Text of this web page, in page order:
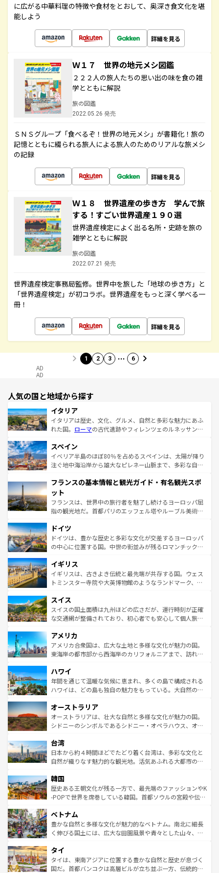
に広がる中華料理の特徴や食材をとおして、奥深き食文化を堪
能しよう
詳細を見る
Ｗ１７ 世界の地元メシ図鑑
２２２人の旅人たちの思い出の味を食の雑
学とともに解説
旅の図鑑
2022.05.26 発売
ＳＮＳグループ「食べるぞ！世界の地元メシ」が書籍化！旅の
記憶とともに綴られる旅人による旅人のためのリアルな旅メシ
の記録
詳細を見る
Ｗ１８ 世界遺産の歩き方 学んで旅
する！すごい世界遺産１９０選
世界遺産検定によく出る名所・史跡を旅の
雑学とともに解説
旅の図鑑
2022.07.21 発売
世界遺産検定事務局監修。世界中を旅した「地球の歩き方」と
「世界遺産検定」が初コラボ。世界遺産をもっと深く学べる一
冊！
詳細を見る
1 2 3 … 6
AD
AD
人気の国と地域から探す
イタリア
イタリアは歴史、文化、グルメ、自然と多彩な魅力にあふ
れた国。 ローマの古代遺跡やフィレンツェのルネッサンス
ろん、トスカーナの美しい田園風景やアマルフィ海岸の絶
景など、自然景観も見逃せない。観光の合間には、本場の
ピザやパスタなど、絶品のイタリア料理を堪能することも
ませてくれるイタリアで、忘れられない旅をしてみよう！
なお、新着のイタリア情報は
しい。
スペイン
イベリア半島のほぼ80％を占めるスペインは、太陽が降り
注ぐ地中海沿岸から雄大なピレネー山脈まで、多彩な自然
文化が根付くこの国では、情熱的なフラメンコ、熱気あふ
れる闘牛、そして美味しいタパスが生活の一部となってい
る。首都マドリードの洗練された雰囲気や、バルセロナの
アートに溢れた街角から、地方では古代ローマ遺跡や中世
せる。地方によって風土や気候が異なるスペインはその個
性で訪れる人を魅了する。 なお、新着のスペイン情報は コ
ンテンツ一覧を参照してほしい。
フランスの基本情報と観光ガイド・有名観光スポ
ット
フランスは、世界中の旅行者を魅了し続けるヨーロッパ屈
指の観光地だ。首都パリのエッフェル塔やルーブル美術館
で、幅広い魅力が詰まっている。華麗な宮殿、歴史的な大
聖堂、美しいビーチ、そして豊かな自然が、訪れる者を心
から魅了する。また、フランスは美食の国としても知ら
いる。シャンパンの発祥地であるランス、プロヴァンスの
香り高いラベンダー畑など、多彩な楽しみ方が可能だ。さ
らに、パリ以外の地域にも魅力が溢れており、どの街角に
れる地方に足を運ぶとそれぞれで全く異なる文化を体験で
きるだろう。 なお、新着のフランス情報はコンテンツ一覧
を参照してほしい。
ドイツ
ドイツは、豊かな歴史と多彩な文化が交差するヨーロッパ
の中心に位置する国。中世の街並みが残るロマンチック街
顔を持つこの国は、どこを歩いても飽きることがない。ベ
ルリンの文化的活気、バイエルン州のアルプスの絶景、そ
してライン川沿いのワイン畑といった風景は必見。ビール
は、お酒好きな人にはぜひ体験してほしい。 なお、新着の
ドイツ情報はコンテンツ一覧を参照してほしい。
イギリス
イギリスは、古きよき伝統と最先端が共存する国。ウェス
トミンスター寺院や大英博物館のようなランドマーク、歴
リアごとに異なる魅力がある。また、優雅なアフタヌーン
ティー、ビール好きにはたまらない英国パブ、サッカー観
戦など、本場だからこそできる体験も豊富。イギリスを旅
ンツ一覧を参照してほしい。
スイス
スイスの国土面積は九州ほどの広さだが、運行時刻が正確
な交通網が整備されており、初心者でも安心して個人旅行
の建物がそのまま残る町や、スイスならではのユニークな
博物館もあり、アルプス観光だけでなく町歩きも満喫する
ことができる。国民の所得が高いため物価も高いが、旅行
ば市内交通費無料で観光を楽しむこともできる。 なお、新
着のスイス情報はコンテンツ一覧 を参照してほしい。
アメリカ
アメリカ合衆国は、広大な土地と多様な文化が魅力の国。
東海岸の都市部から西海岸のカリフォルニアまで、訪れる
のような巨大都市は、観光、ショッピング、エンターテイ
ンメントが詰まった刺激的なスポットだ。一方、アメリカ
西部には大自然が広がり、グランドキャニオンやイエロー
部のニューオーリンズでは、音楽と美食が融合した独特の
文化が魅力。旅行者はアメリカの各地域で異なる魅力を楽
しみながら、その多様性と豊かな歴史を感じることができ
ならではの贅沢な旅のスタイルだ。 なお、新着のアメリカ
情報はコンテンツ一覧を参照してほしい。
ハワイ
年間を通じて温暖な気候に恵まれ、多くの島で構成される
ハワイは、どの島も独自の魅力をもっている。大自然の神
ワイ島は見逃せない。また、定番の観光地といえばオアフ
島だが、静かな自然を求めるならマウイ島やカウアイ島が
おすすめ。エメラルドグリーンに輝く海をはじめ、豊かな
れるおもてなしの心で訪れる人々を迎えてくれるハワイの
人々、おいしいローカルフードやハワイアンミュージッ
ク、伝統的なフラダンスなど、すべてがハワイの魅力を彩
ワイを、存分に味わってほしい。 なお、新着のハワイ情報
はコンテンツ一覧を参照してほしい。
オーストラリア
オーストラリアは、壮大な自然と多様な文化が魅力の国。
シドニーのシンボルであるシドニー・オペラハウス、オー
リアリーフや大陸中央部にそびえるウルル（エアーズロッ
ク）、タスマニアの美しい原生林やケアンズの熱帯雨林な
ど、見どころがたくさん。また、カフェやワイン、オージ
いる。アクティビティも充実しており、サーフィンやダイ
ビング、ハイキングなど、アウトドア好きにはたまらな
い。オーストラリアの多彩な魅力を存分に味わいつくそ
参照してほしい。
台湾
日本から約４時間ほどでたどり着く台湾は、多彩な文化と
自然が織りなす魅力的な観光地。活気あふれる大都市の台
ン）、静ひつな山岳地帯である台湾東部など、都市の喧騒
と山間の静けさが共存しており、訪れる人に新しい発見と
驚きをもたらしてくれる。また、奥深い台湾の食文化も魅
容にもいいと評判のスイーツなど、バラエティ豊かな料理
が味わえる。 なお、新着の台湾情報は コンテンツ一覧を参
照してほしい。
韓国
歴史ある王朝文化が残る一方で、最先端のファッションやK
-POPで世界を席巻している韓国。首都ソウルの宮殿や伝統
き、地方に足を延ばせば四季折々の自然美を楽しむことが
できる。そして、キムチや焼肉、絶品のストリートフード
まで、さまざまな韓国料理が待っている。夜には、韓国な
リティに包まれながら、韓国の多彩な魅力を心ゆくまで味
わってみてほしい。 なお、新着の韓国情報はコンテンツ一
覧を参照してほしい。
ベトナム
豊かな自然と多様な文化が魅力的なベトナム。南北に細長
く伸びる国土には、広大な田園風景や青々とした山々、世
急速な発展と共に伝統が息づく。ハノイの古い町並みやホ
ーチミン市のフランス統治時代の建物も、独特の雰囲気を
醸し出している。また、バラエティの豊かさとおいしさで
タイ
タイは、東南アジアに位置する豊かな自然と歴史が息づく
国だ。首都バンコクは高層ビルが立ち並ぶ一方、伝統的な